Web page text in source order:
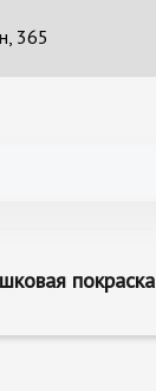
365
покраска